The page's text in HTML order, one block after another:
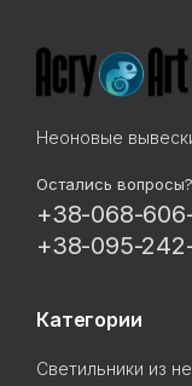
Неоновые
Остались
+38-068-
+38-095-
Категории
Светильники из